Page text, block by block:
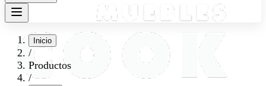
Inicio
/
Productos
/